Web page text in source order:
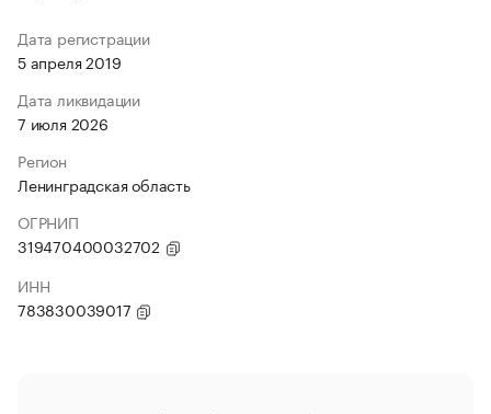
Дата регистрации
5 апреля 2019
Дата ликвидации
7 июля 2026
Регион
Ленинградская область
ОГРНИП
319470400032702
ИНН
783830039017